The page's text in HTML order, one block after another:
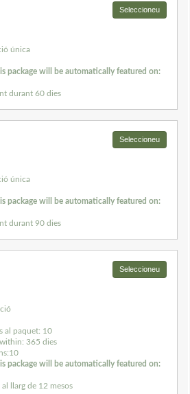
única
package will be automatically featured on:
durant 60 dies
Seleccioneu
única
package will be automatically featured on:
durant 90 dies
Seleccioneu
al paquet: 10
365 dies
10
package will be automatically featured on:
llarg de 12 mesos
Seleccioneu